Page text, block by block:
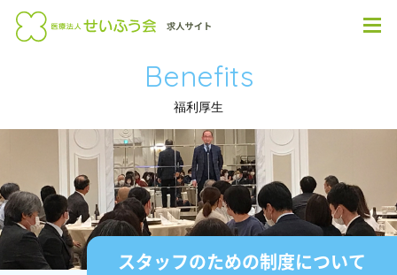
Benefits
福利厚生
スタッフのための制度について